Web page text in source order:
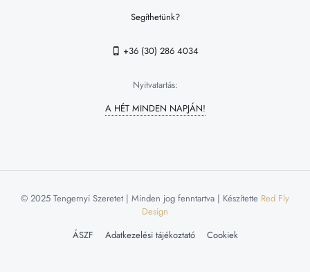
Segíthetünk?
+36 (30) 286 4034
Nyitvatartás:
A HÉT MINDEN NAPJÁN!
© 2025 Tengernyi Szeretet | Minden jog fenntartva | Készítette Red Fly
Design
ÁSZF
Adatkezelési tájékoztató Cookiek